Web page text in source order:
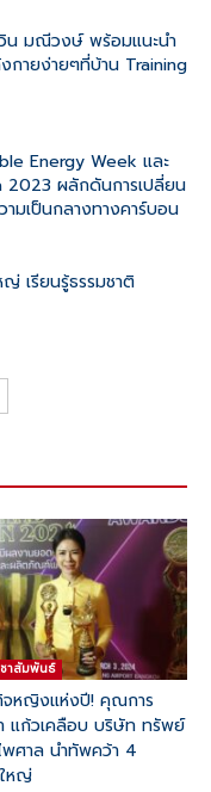
มณีวงษ์ พร้อมแนะนำ
กายง่ายๆที่บ้าน Training
Energy Week และ
2023 ผลักดันการเปลี่ยน
มเป็นกลางทางคาร์บอน
ญ่ เรียนรู้ธรรมชาติ
ชาสัมพันธ์
จหญิงแห่งปี! คุณการ
แก้วเคลือบ บริษัท ทรัพย์
ศาล นำทัพคว้า 4
หญ่